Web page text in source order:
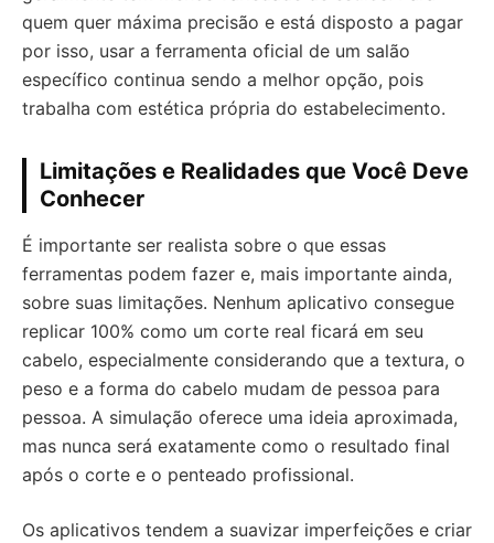
quem quer máxima precisão e está disposto a pagar
por isso, usar a ferramenta oficial de um salão
específico continua sendo a melhor opção, pois
trabalha com estética própria do estabelecimento.
Limitações e Realidades que Você Deve
Conhecer
É importante ser realista sobre o que essas
ferramentas podem fazer e, mais importante ainda,
sobre suas limitações. Nenhum aplicativo consegue
replicar 100% como um corte real ficará em seu
cabelo, especialmente considerando que a textura, o
peso e a forma do cabelo mudam de pessoa para
pessoa. A simulação oferece uma ideia aproximada,
mas nunca será exatamente como o resultado final
após o corte e o penteado profissional.
Os aplicativos tendem a suavizar imperfeições e criar